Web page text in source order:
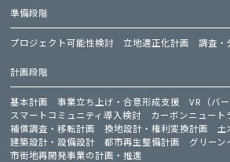
準備段階
プロジェクト可能性検討 立地適正化計画 調査・
計画段階
基本計画 事業立ち上げ・合意形成支援
VR（バ
スマートコミュニティ導入検討
カーボンニュート
補償調査・移転計画
換地設計・権利変換計画
土
建築設計・設備設計
都市再生整備計画
グリーン
市街地再開発事業の計画・推進